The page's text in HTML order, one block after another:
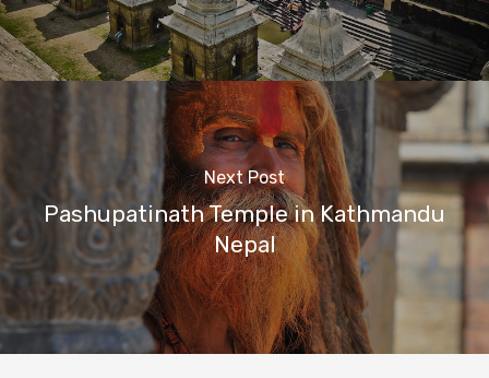
Next Post
Pashupatinath Temple in Kathmandu
Nepal